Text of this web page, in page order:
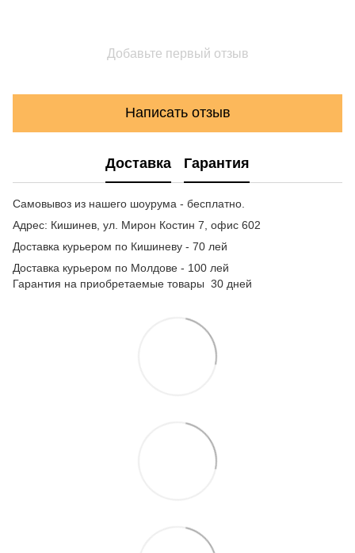
Добавьте первый отзыв
Написать отзыв
Доставка Гарантия
Самовывоз из нашего шоурума - бесплатно.
Адрес: Кишинев, ул. Мирон Костин 7, офис 602
Доставка курьером по Кишиневу - 70 лей
Доставка курьером по Молдове - 100 лей
Гарантия на приобретаемые товары 30 дней